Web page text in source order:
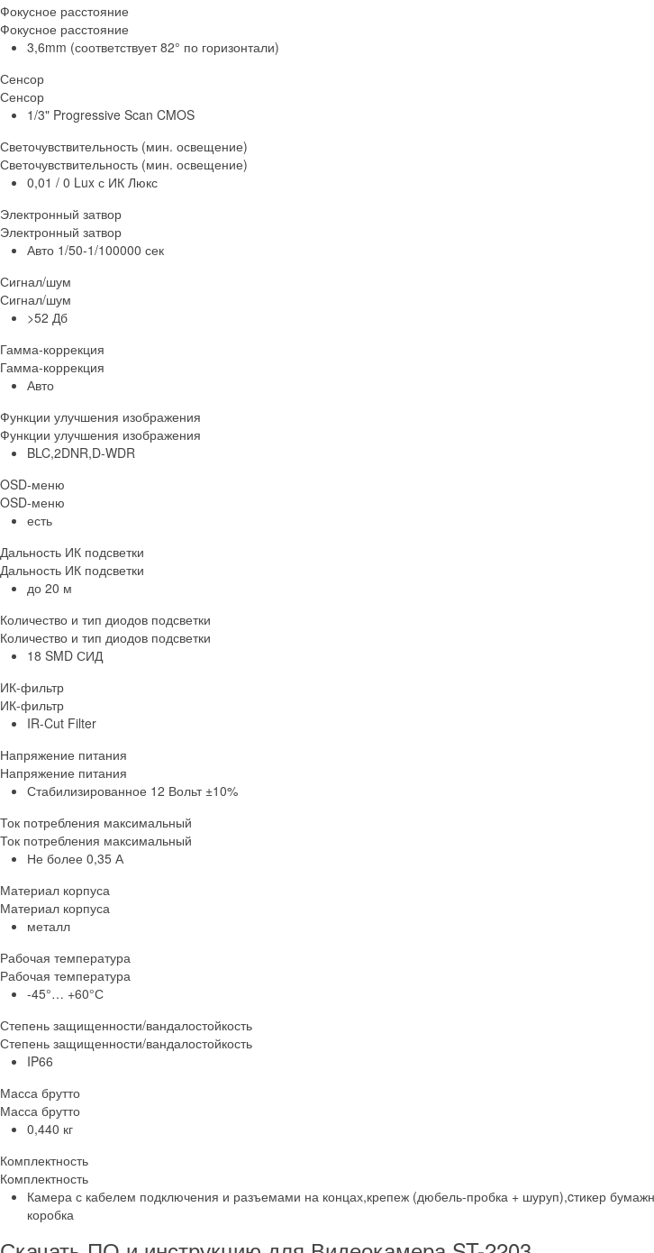
Фокусное расстояние
Фокусное расстояние
3,6mm (соответствует 82° по горизонтали)
Сенсор
Сенсор
1/3" Progressive Scan CMOS
Светочувствительность (мин. освещение)
Светочувствительность (мин. освещение)
0,01 / 0 Lux с ИК Люкс
Электронный затвор
Электронный затвор
Авто 1/50-1/100000 сек
Сигнал/шум
Сигнал/шум
>52 Дб
Гамма-коррекция
Гамма-коррекция
Авто
Функции улучшения изображения
Функции улучшения изображения
BLC,2DNR,D-WDR
OSD-меню
OSD-меню
есть
Дальность ИК подсветки
Дальность ИК подсветки
до 20 м
Количество и тип диодов подсветки
Количество и тип диодов подсветки
18 SMD СИД
ИК-фильтр
ИК-фильтр
IR-Cut Filter
Напряжение питания
Напряжение питания
Стабилизированное 12 Вольт ±10%
Ток потребления максимальный
Ток потребления максимальный
Не более 0,35 А
Материал корпуса
Материал корпуса
металл
Рабочая температура
Рабочая температура
-45°… +60°С
Степень защищенности/вандалостойкость
Степень защищенности/вандалостойкость
IP66
Масса брутто
Масса брутто
0,440 кг
Комплектность
Комплектность
Камера с кабелем подключения и разъемами на концах,крепеж (дюбель-пробка + шуруп),cтикер
коробка